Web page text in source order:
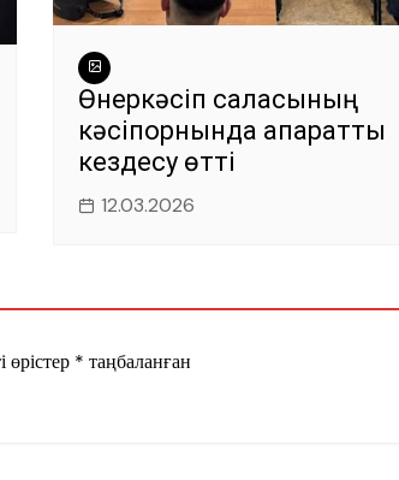
Өнеркәсіп саласының
кәсіпорнында ақпараттық
кездесу өтті
12.03.2026
өрістер * таңбаланған